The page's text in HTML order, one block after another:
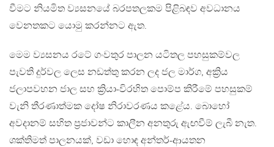
වීමට නියමිත ව්‍යසනයේ බරපතලකම පිළිබඳව අවධානය
වෙනතකට යොමු කරන්නට ඇත.
මෙම ව්‍යසනය රටේ ගංවතුර පාලන යටිතල පහසුකම්වල
පැවති දුර්වල ලෙස නඩත්තු කරන ලද ජල මාර්ග, අක්‍රිය
ජලාපවහන ජාල සහ ක්‍රියා-විරහිත පොම්ප කිරීමේ පහසුකම්
වැනි තීරණාත්මක දෝෂ නිරාවරණය කළේය. බොහෝ
අවදානම් සහිත ප්‍රජාවන්ට කාලීන අනතුරු ඇඟවීම් ලැබී නැත.
ශක්තිමත් පාලනයක්, වඩා හොඳ අන්තර්-ආයතන